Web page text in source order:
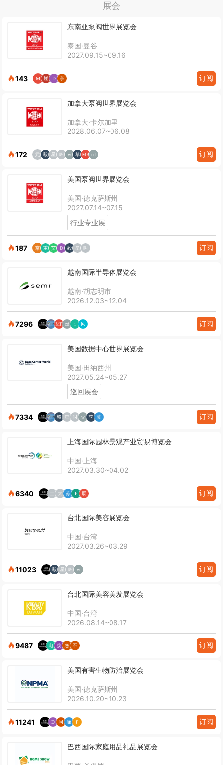
展会
东南亚泵阀世界展览会
泰国·曼谷
2027.09.15~09.16
143 订阅
加拿大泵阀世界展览会
加拿大·卡尔加里
2028.06.07~06.08
172 订阅
美国泵阀世界展览会
美国·德克萨斯州
2027.07.14~07.15
行业专业展
187 订阅
越南国际半导体展览会
越南·胡志明市
2026.12.03~12.04
7296 订阅
美国数据中心世界展览会
美国·田纳西州
2027.05.24~05.27
巡回展会
7334 订阅
上海国际园林景观产业贸易博览会
中国·上海
2027.03.30~04.02
6340 订阅
台北国际美容展览会
中国·台湾
2027.03.26~03.29
11023 订阅
台北国际美容美发展览会
中国·台湾
2026.08.14~08.17
9487 订阅
美国有害生物防治展览会
美国·德克萨斯州
2026.10.20~10.23
11241 订阅
巴西国际家庭用品礼品展览会